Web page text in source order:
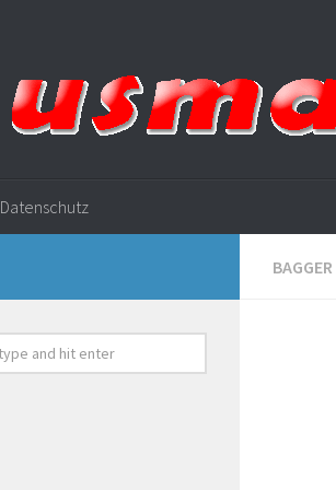
Datenschutz
BAGGER